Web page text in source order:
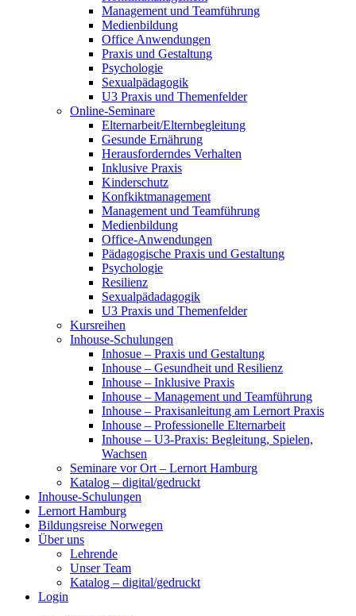
Management und Teamführung
Medienbildung
Office Anwendungen
Praxis und Gestaltung
Psychologie
Sexualpädagogik
U3 Praxis und Themenfelder
Online-Seminare
Elternarbeit/Elternbegleitung
Gesunde Ernährung
Herausforderndes Verhalten
Inklusive Praxis
Kinderschutz
Konfkiktmanagement
Management und Teamführung
Medienbildung
Office-Anwendungen
Pädagogische Praxis und Gestaltung
Psychologie
Resilienz
Sexualpädadagogik
U3 Praxis und Themenfelder
Kursreihen
Inhouse-Schulungen
Inhosue – Praxis und Gestaltung
Inhouse – Gesundheit und Resilienz
Inhouse – Inklusive Praxis
Inhouse – Management und Teamführung
Inhouse – Praxisanleitung am Lernort Praxis
Inhouse – Professionelle Elternarbeit
Inhouse – U3-Praxis: Begleitung, Spielen,
Wachsen
Seminare vor Ort – Lernort Hamburg
Katalog – digital/gedruckt
Inhouse-Schulungen
Lernort Hamburg
Bildungsreise Norwegen
Über uns
Lehrende
Unser Team
Katalog – digital/gedruckt
Login